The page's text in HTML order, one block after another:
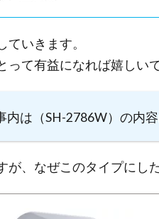
ていきます。
って有益になれば嬉しい
内は（SH-2786W）の内
が、なぜこのタイプにし